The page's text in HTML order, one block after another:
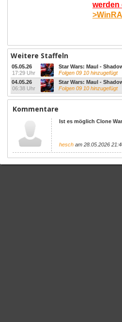
werden
Weitere Staffeln
05.05.26
17:29 Uhr
Star Wars: Maul -
Folgen 09 10 hinzugefügt
04.05.26
06:38 Uhr
Star Wars: Maul -
Folgen 09 10 hinzugefügt
Kommentare
Ist es möglich Clone
hesch am 28.05.2026